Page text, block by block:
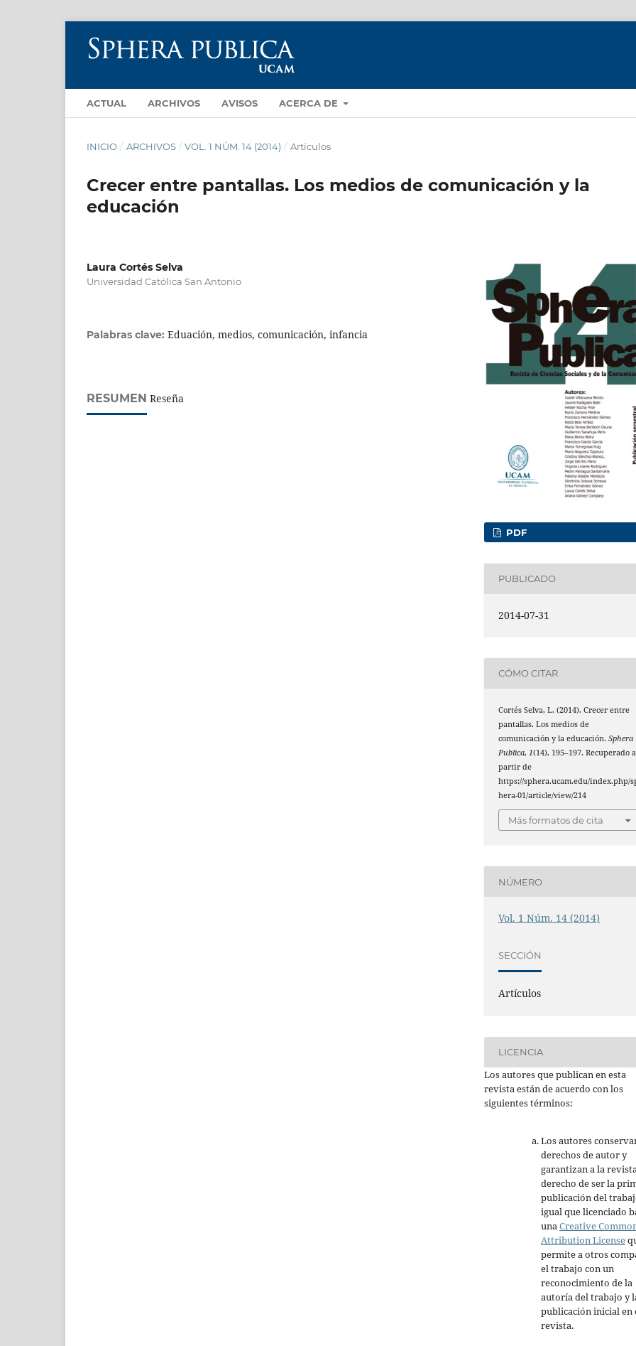
ACTUAL ARCHIVOS AVISOS ACERCA DE
INICIO / ARCHIVOS / VOL. 1 NÚM. 14 (2014) / Artículos
Crecer entre pantallas. Los medios de comunicación y la
educación
Laura Cortés Selva
Universidad Católica San Antonio
Palabras clave: Eduación, medios, comunicación, infancia
RESUMEN Reseña
PDF
PUBLICADO
2014-07-31
CÓMO CITAR
Cortés Selva, L. (2014). Crecer entre
pantallas. Los medios de
comunicación y la educación.Sphera
Publica,1(14), 195–197. Recuperado a
partir de
https://sphera.ucam.edu/index.php/
hera-01/article/view/214
Más formatos de cita
NÚMERO
Vol. 1 Núm. 14 (2014)
SECCIÓN
Artículos
LICENCIA
Los autores que publican en esta
revista están de acuerdo con los
siguientes términos:
Los autores
derechos de autor y
garantizan a la
derecho de ser la
publicación del
igual que licenciado
una Creative
Attribution License
permite a otros
el trabajo con un
reconocimiento de la
autoría del trabajo y
publicación inicial en
revista.